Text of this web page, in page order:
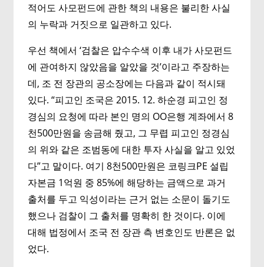
적어도 사모펀드에 관한 책의 내용은 불리한 사실
의 누락과 거짓으로 일관하고 있다.
우선 책에서 ‘검찰은 압수수색 이후 내가 사모펀드
에 관여하지 않았음을 알았을 것’이라고 주장하는
데, 조 전 장관의 공소장에는 다음과 같이 적시돼
있다. “피고인 조국은 2015. 12. 하순경 피고인 정
경심의 요청에 따라 본인 명의 OO은행 계좌에서 8
천500만원을 송금해 줬고, 그 무렵 피고인 정경심
의 위와 같은 조범동에 대한 투자 사실을 알고 있었
다”고 말이다. 여기 8천500만원은 코링크PE 설립
자본금 1억원 중 85%에 해당하는 금액으로 과거
출처를 두고 익성이라는 근거 없는 소문이 돌기도
했으나 검찰이 그 출처를 명확히 한 것이다. 이에
대해 법정에서 조국 전 장관 측 변호인도 반론은 없
었다.